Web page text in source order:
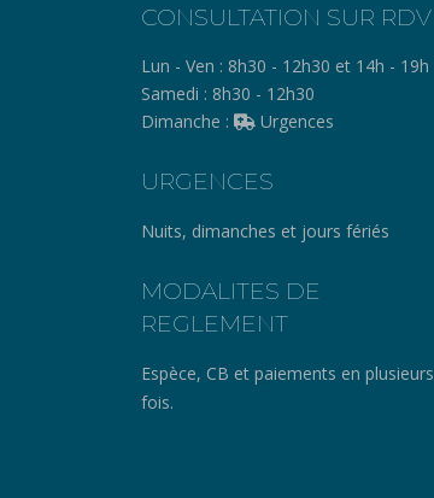
CONSULTATION SUR RDV
Lun - Ven : 8h30 - 12h30 et 14h - 19h
Samedi : 8h30 - 12h30
Dimanche :
Urgences
URGENCES
Nuits, dimanches et jours fériés
MODALITES DE
REGLEMENT
Espèce, CB et paiements en plusieurs
fois.